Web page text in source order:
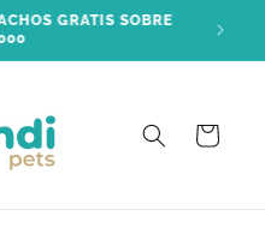
GRATIS SOBRE
Carrito